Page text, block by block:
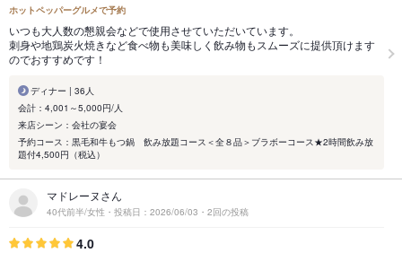
ホットペッパーグルメで予約
いつも大人数の懇親会などで使用させていただいています。
刺身や地鶏炭火焼きなど食べ物も美味しく飲み物もスムーズに提供頂けます
のでおすすめです！
ディナー | 36人
会計：4,001～5,000円/人
来店シーン：会社の宴会
予約コース：黒毛和牛もつ鍋 飲み放題コース＜全８品＞ブラボーコース★2時間飲み放
題付4,500円（税込）
マドレーヌさん
40代前半/女性・投稿日：2026/06/03・2回の投稿
4.0